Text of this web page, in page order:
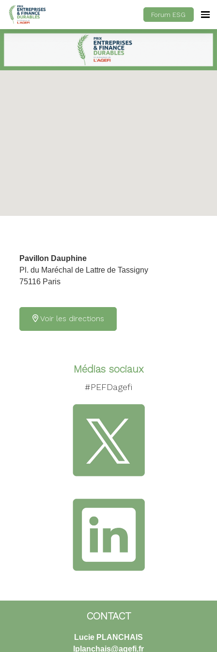
Forum ESG
Pavillon Dauphine
Pl. du Maréchal de Lattre de Tassigny
75116 Paris
Voir les directions
Médias sociaux
#PEFDagefi
CONTACT
Lucie PLANCHAIS
lplanchais@agefi.fr